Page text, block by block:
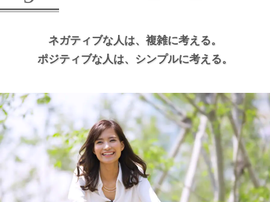
ネガティブな人は、 複雑に考える。
ポジティブな人は、 シンプルに考える。